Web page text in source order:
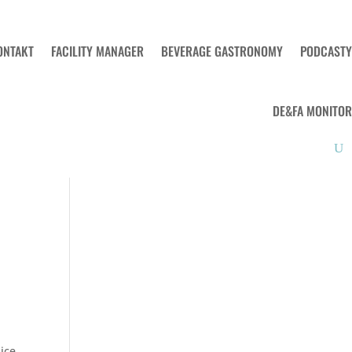
FACILITY MANAGER BEVERAGE GASTRONOMY PODCASTY
DE&FA MONITOR